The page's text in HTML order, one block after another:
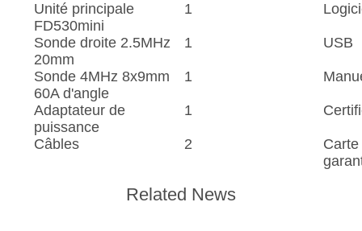
Unité principale
FD530mini
1
Sonde droite 2.5MHz
20mm
1 USB
Sonde 4MHz 8x9mm
60A d'angle
1
Adaptateur de
puissance
1
Câbles 2
Carte
Related News